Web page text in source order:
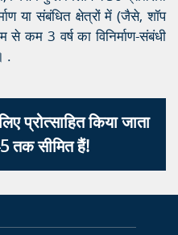
या संबंधित क्षेत्रों में (जैसे, शॉप
कम 3 वर्ष का विनिर्माण-संबंधी
.
प्रोत्साहित किया जाता
तक सीमित हैं!